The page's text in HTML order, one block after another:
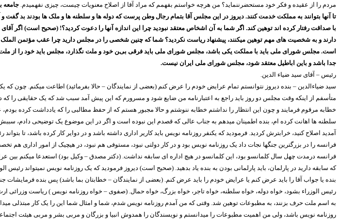
مردم را از عقیده و فکر خود مستحضرننماید؟ من هرچه خواستم بفهمم که مراد آقا از اصلاح معنویات چیست، چیزی نفهمیدم. جامعه
تا آنها بتوانند به مملکت خدمت کنند. دیروز در این مجلس آقا بتمام رجال وطن پرست که دوله ها و سلطنه ها و ملک ها بودند بد
با صداقت رفتار کرده اند توهین کند. اگر شما به آن اشخاص معتقد نبودید چرا این اندازه آنها را دعوت کردید؟! (صحیح است)
دارند و به شخصیت های مهم توهین میکنند، پیشنهاد ریاست نکردید؟ شما که چنین شخصی را در مجلس دارید چرا عقب مؤتمن
است. مجلس شورای ملی باید با مملکت یکی باشد، مجلس شورای ملی باید فرقی بین خود و ملت نگذارد، مجلس باید خود را
جدا باشد و باین اباطیل معتقد شود، مجلس شورای ملی ایران نیست.
رئیس – آقای سید ضیاء الدین.
سید ضیاء‌الدین – بنده دیروز نتوانستم تمام عرایض خودم را عرض کنم (بعضی از نمایندگان – حالا بفرمائید) اطاعت میکنم. چون
متأسفم از اینکه وقت مجلس دو روز باید راجع به اعتبارنامه من ضایع شود و مسرورم که این پیش آمد سبب شد که یک حقایقی را
خطابه مرقوم فرمایند و چون این انتظار را نداشتم خطابه ننوشتم و حالا مجبور هستم که از حفظ مطالبی را که یادداشت کرده
سلطنه ها اهانت کرده ام، بنده اطمینان میدهم به جناب عالی که قصدم این نبوده است و اگر در این موضوع یک توضیحی دادم،
آمدید اصلاح کنید، خرابترش کردید. فرمودید که یکنفر روزنامه نویس باید کاریر اداری داشته باشد و در دوایر کار کرده باشد، تا
فرانسه را در بزرگترین جنگها نجات داد یک روزنامه نویس بود و در کار دولتی نبود، مستوفی هم نبود، در هیچیک از امور
فرانسه درمدت چهل سال کلمانسو بود، این کلمانسو در هیچ اداره ای سابقه نداشت. (دکتر مصدق – وکیل بود) استعدعا میکنم بین
که سابقه دارید در پارلمان، باید پارلمانی بودن به بنده یاد بدهید. (صحیح است) دیروز فرمودید که یک روزنامه نویس نمیتواند
بنده یا جواب آقا را باید عرض کنم یا عرایض خودم را باید عرض کنم. (بعضی از نمایندگان – خطابتان بما باشد) پس بنده
رئیس الوزراء بشود، خواه دوله، خواه سلطنه، خواه تاجر، خواه بزرگ، خواه حمال. (صفوی – خواه روزنامه نویس ) ریاست وزرائی
به اسم ملت حرف بزنند، به مطبوعات توهین شد. وقتی که من آمدم روزنامه نویس شدم، شما و امثال شما این را یک کار مبتذلی
روزنامه نویس باشد، ولی من اهمیت مطبوعات را میدانستم و نویسندگان را همدوش انبیا و بزرگان و مربی بشر و مربی هیئت